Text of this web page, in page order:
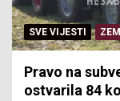
SVE VIJESTI
Pravo na
ostvarila 84